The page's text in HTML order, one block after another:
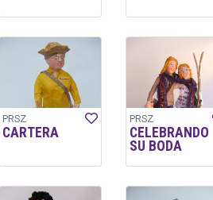
PRSZ
CARTERA
PRSZ
CELEBRANDO
SU BODA